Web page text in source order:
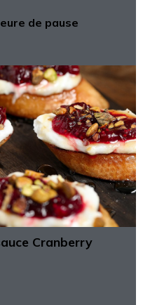
de pause
Cranberry